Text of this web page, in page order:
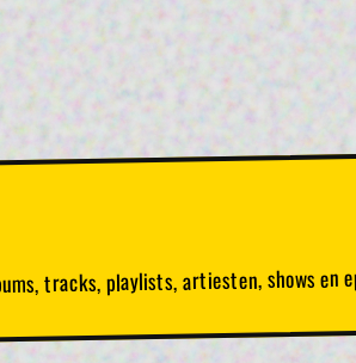
tracks, playlists, artiesten, shows en